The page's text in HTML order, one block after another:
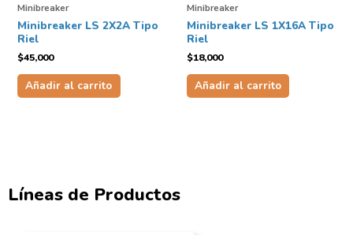
Minibreaker
Minibreaker LS 2X2A Tipo
Riel
$45,000
Añadir al carrito
Minibreaker
Minibreaker LS 1X16A Tipo
Riel
$18,000
Añadir al carrito
Líneas de Productos